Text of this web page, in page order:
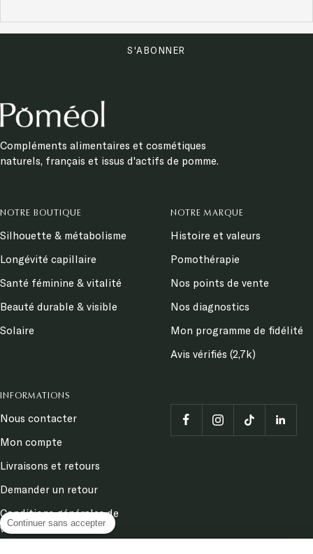
Continuer sans accepter
S'ABONNER
Compléments alimentaires et cosmétiques
naturels, français et issus d'actifs de pomme.
NOTRE BOUTIQUE
Silhouette & métabolisme
Longévité capillaire
Santé féminine & vitalité
Beauté durable & visible
Solaire
NOTRE MARQUE
Histoire et valeurs
Pomothérapie
Nos points de vente
Nos diagnostics
Mon programme de fidélité
Avis vérifiés (2,7k)
INFORMATIONS
Nous contacter
Mon compte
Livraisons et retours
Demander un retour
Conditions générales de
ventes